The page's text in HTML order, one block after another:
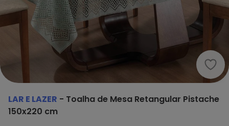
Lar
LAR E LAZER - Toalha de Mesa Retangular Pistache
150x220 cm